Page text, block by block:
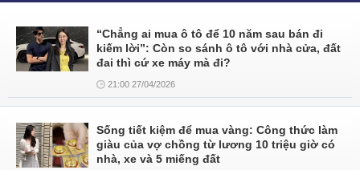
“Chẳng ai mua ô tô để 10 năm sau bán đi
kiếm lời”: Còn so sánh ô tô với nhà cửa, đất
đai thì cứ xe máy mà đi?
21:00 27/04/2026
Sống tiết kiệm để mua vàng: Công thức làm
giàu của vợ chồng từ lương 10 triệu giờ có
nhà, xe và 5 miếng đất